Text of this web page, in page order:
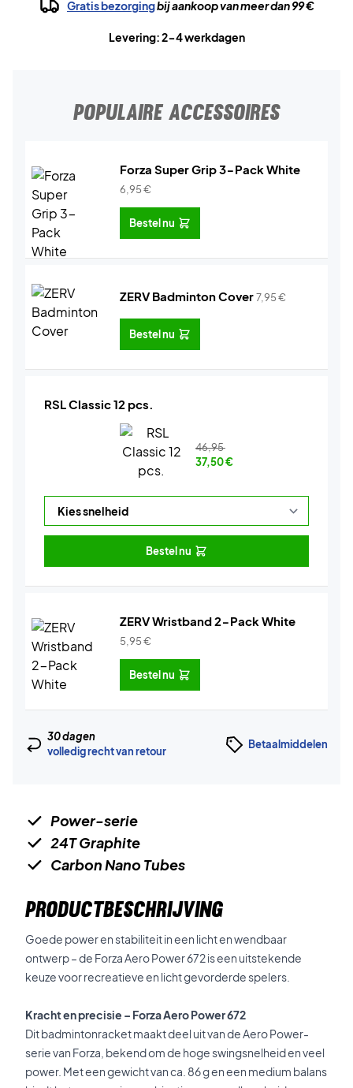
Gratis bezorgingbij aankoop van meer dan 99 €
Levering: 2-4 werkdagen
POPULAIRE ACCESSOIRES
Forza Super Grip 3-Pack White
6,95€
Bestel nu
ZERV Badminton Cover7,95€
Bestel nu
RSL Classic 12 pcs.
46,95
37,50€
Bestel nu
ZERV Wristband 2-Pack White
5,95€
Bestel nu
30 dagen
volledig recht van retour
Betaalmiddelen
Power-serie
24T Graphite
Carbon Nano Tubes
PRODUCTBESCHRIJVING
Goede power en stabiliteit in een licht en wendbaar
ontwerp – de Forza Aero Power 672 is een uitstekende
keuze voor recreatieve en licht gevorderde spelers.
Kracht en precisie – Forza Aero Power 672
Dit badmintonracket maakt deel uit van de Aero Power-
serie van Forza, bekend om de hoge swingsnelheid en veel
power. Met een gewicht van ca. 86 g en een medium balans